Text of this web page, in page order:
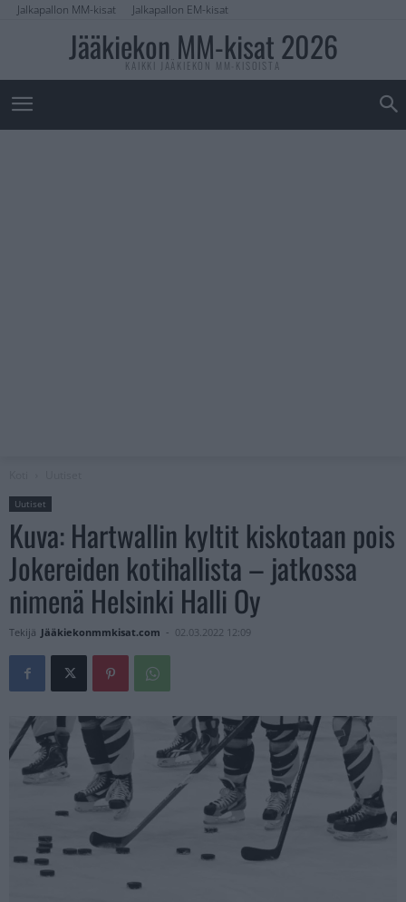
Jalkapallon MM-kisat Jalkapallon EM-kisat
Jääkiekon MM-kisat 2026
KAIKKI JÄÄKIEKON MM-KISOISTA
Uutiset
Kuva: Hartwallin kyltit kiskotaan pois
Jokereiden kotihallista – jatkossa
nimenä Helsinki Halli Oy
Tekijä Jääkiekonmmkisat.com - 02.03.2022 12:09